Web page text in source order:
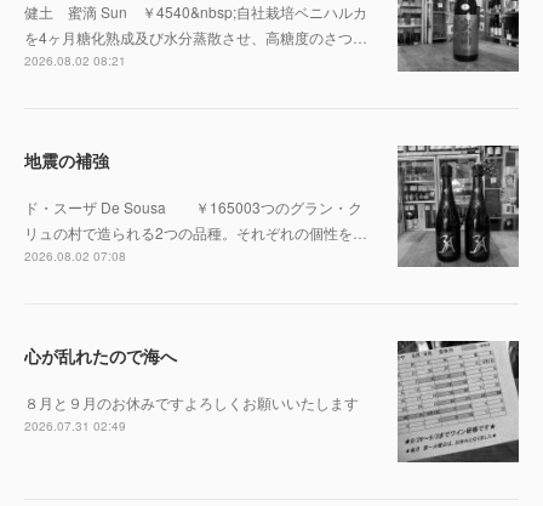
健土 蜜滴 Sun ￥4540&nbsp;自社栽培ベニハルカ
を4ヶ月糖化熟成及び水分蒸散させ、高糖度のさつ…
2026.08.02 08:21
地震の補強
ド・スーザ De Sousa ￥165003つのグラン・ク
リュの村で造られる2つの品種。それぞれの個性を…
2026.08.02 07:08
心が乱れたので海へ
８月と９月のお休みですよろしくお願いいたします
2026.07.31 02:49